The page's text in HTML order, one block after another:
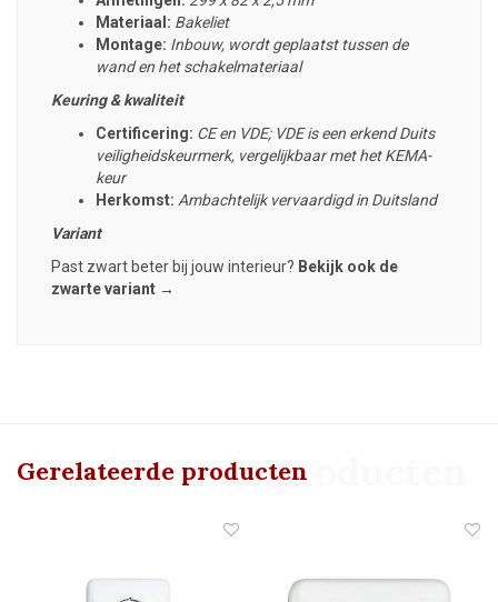
Materiaal: Bakeliet
Montage: Inbouw, wordt geplaatst tussen de
wand en het schakelmateriaal
Keuring & kwaliteit
Certificering: CE en VDE; VDE is een erkend Duits
veiligheidskeurmerk, vergelijkbaar met het KEMA-
keur
Herkomst: Ambachtelijk vervaardigd in Duitsland
Variant
Past zwart beter bij jouw interieur? Bekijk ook de
zwarte variant →
Gerelateerde producten
Gerelateerde producten